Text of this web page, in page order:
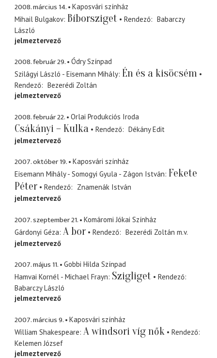
2008. március 14.
Kaposvári színház
Mihail Bulgakov Bíborsziget Rendező
Babarczy
László
jelmeztervező
2008. február 29.
Ódry Színpad
Szilágyi László - Eisemann Mihály Én és a kisöcsém
Rendező
Bezerédi Zoltán
jelmeztervező
2008. február 22. Orlai Produkciós Iroda
Csákányi – Kulka Rendező
Dékány Edit
jelmeztervező
2007. október 19.
Kaposvári színház
Eisemann Mihály - Somogyi Gyula - Zágon István Fekete
Péter
Rendező
Znamenák István
jelmeztervező
2007. szeptember 21.
Komáromi Jókai Színház
Gárdonyi Géza A bor Rendező Bezerédi Zoltán m.v.
jelmeztervező
2007. május 11.
Gobbi Hilda Színpad
Hamvai Kornél - Michael Frayn Szigliget
Rendező
Babarczy László
jelmeztervező
2007. március 9.
Kaposvári színház
William Shakespeare A windsori víg nők
Rendező
Kelemen József
jelmeztervező